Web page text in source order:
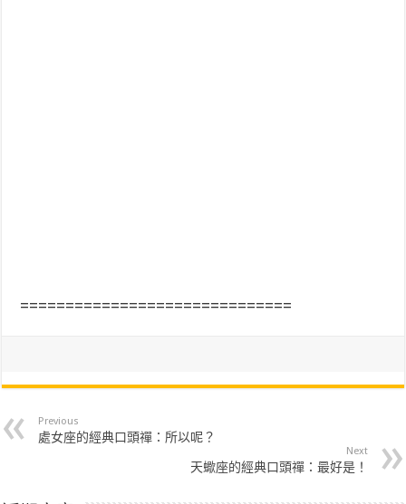
==============================
Previous
處女座的經典口頭禪：所以呢？
Next
天蠍座的經典口頭禪：最好是！